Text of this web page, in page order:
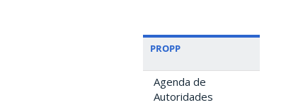
PROPP
Agenda de
Autoridades